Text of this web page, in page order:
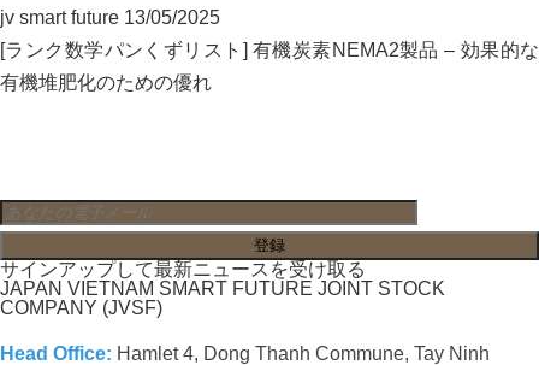
jv smart future 13/05/2025
[ランク数学パンくずリスト] 有機炭素NEMA2製品 – 効果的な
有機堆肥化のための優れ
サインアップして最新ニュースを受け取る
JAPAN VIETNAM SMART FUTURE JOINT STOCK
COMPANY (JVSF)
Head Office: Hamlet 4, Dong Thanh Commune, Tay Ninh